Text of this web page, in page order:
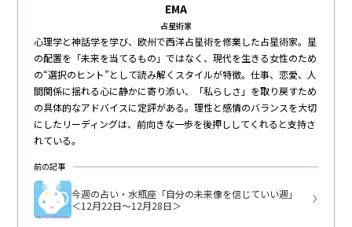
EMA
占星術家
心理学と神話学を学び、欧州で西洋占星術を修業した占星術家。星
の配置を「未来を当てるもの」ではなく、現代を生きる女性のため
の“選択のヒント”として読み解くスタイルが特徴。仕事、恋愛、人
間関係に揺れる心に静かに寄り添い、「私らしさ」を取り戻すため
の具体的なアドバイスに定評がある。理性と感情のバランスを大切
にしたリーディングは、前向きな一歩を後押ししてくれると支持さ
れている。
前の記事
今週の占い・水瓶座「自分の未来像を信じていい週」
＜12月22日～12月28日＞